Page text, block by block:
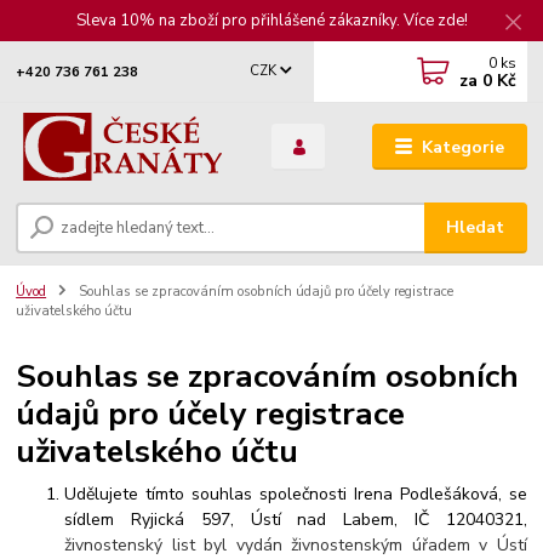
Sleva 10% na zboží pro přihlášené zákazníky. Více zde!
Kategorie
CZK
Hledat
+420 736 761 238 0 ks
za 0 Kč
Úvod
Souhlas se zpracováním osobních údajů pro účely registrace
uživatelského účtu
Souhlas se zpracováním osobních
údajů pro účely registrace
uživatelského účtu
Udělujete tímto souhlas společnosti Irena Podlešáková, se
sídlem Ryjická 597, Ústí nad Labem, IČ 12040321,
živnostenský list byl vydán živnostenským úřadem v Ústí